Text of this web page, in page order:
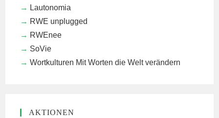
Lautonomia
RWE unplugged
RWEnee
SoVie
Wortkulturen Mit Worten die Welt verändern
AKTIONEN